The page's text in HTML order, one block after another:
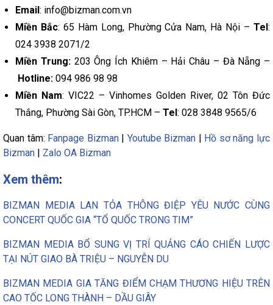
Email : info@bizman.com.vn
Miền Bắc: 65 Hàm Long, Phường Cửa Nam, Hà Nội –Tel:
024 3938 2071/2
Miền Trung:203 Ông Ích Khiêm – Hải Châu – Đà Nẵng –
Hotline: 094 986 98 98
Miền Nam: VIC22 – Vinhomes Golden River, 02 Tôn Đức
Thắng, Phường Sài Gòn, TP.HCM – Tel : 028 3848 9565/6
Quan tâm: Fanpage Bizman| Youtube Bizman
Hồ sơ năng lực
Bizman
Zalo OA Bizman
Xem thêm:
BIZMAN MEDIA LAN TỎA THÔNG ĐIỆP YÊU NƯỚC CÙNG
CONCERT QUỐC GIA “TỔ QUỐC TRONG TIM”
BIZMAN MEDIA BỔ SUNG VỊ TRÍ QUẢNG CÁO CHIẾN LƯỢC
TẠI NÚT GIAO BÀ TRIỆU – NGUYỄN DU
BIZMAN MEDIA GIA TĂNG ĐIỂM CHẠM THƯƠNG HIỆU TRÊN
CAO TỐC LONG THÀNH – DẦU GIÂY